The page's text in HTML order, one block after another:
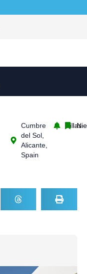
Cumbre
del Sol,
Alicante,
Spain
Villas